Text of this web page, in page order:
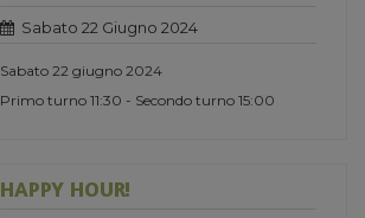
Sabato 22 Giugno 2024
Sabato 22 giugno 2024
Primo turno 11:30 - Secondo turno 15:00
HAPPY HOUR!